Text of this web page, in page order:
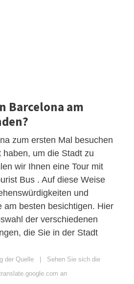
Barcelona am
zum ersten Mal besuchen
um die Stadt zu
wir Ihnen eine Tour mit
Bus . Auf diese Weise
und
am besten besichtigen. Hier
der verschiedenen
die Sie in der Stadt
der Quelle | Sehen Sie sich die
an